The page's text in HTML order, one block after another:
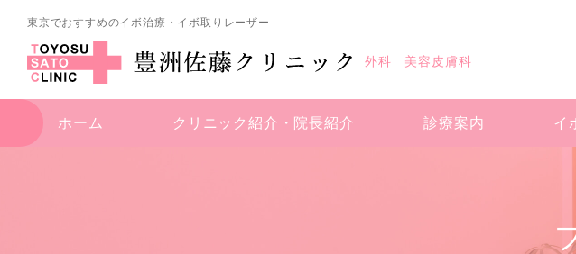
東京でおすすめのイボ治療・イボ取りレーザー
外科 美容皮膚科
ホーム クリニック紹介・ 院長紹介 診療案内 イ